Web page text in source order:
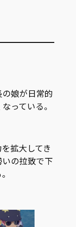
娘が日常的
っている。
拡大してき
の拉致で下